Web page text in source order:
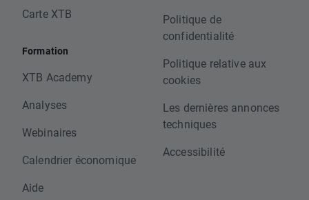
Carte XTB
Formation
XTB Academy
Analyses
Webinaires
Calendrier économique
Aide
Politique de
confidentialité
Politique relative aux
cookies
Les dernières annonces
techniques
Accessibilité